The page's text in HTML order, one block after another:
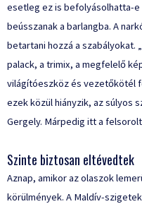
esetleg ez is befolyásolhatta-e
beússzanak a barlangba. A
betartani hozzá a szabályokat.
palack, a trimix, a megfelelő
világítóeszköz és vezetőkötél
ezek közül hiányzik, az súlyos
Gergely. Márpedig itt a
Szinte biztosan eltévedtek
Aznap, amikor az olaszok
körülmények. A Maldív-